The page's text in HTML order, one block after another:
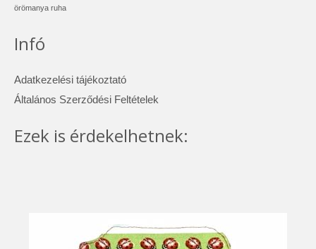
örömanya ruha
Infó
Adatkezelési tájékoztató
Általános Szerződési Feltételek
Ezek is érdekelhetnek: